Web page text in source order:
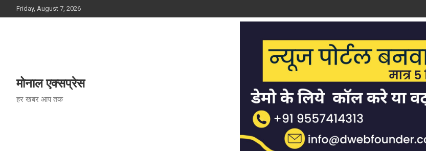
to
Friday, August 7, 2026
मोनाल एक्सप्रेस
हर खबर आप तक